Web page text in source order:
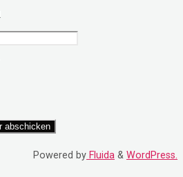
Powered by Fluida & WordPress.